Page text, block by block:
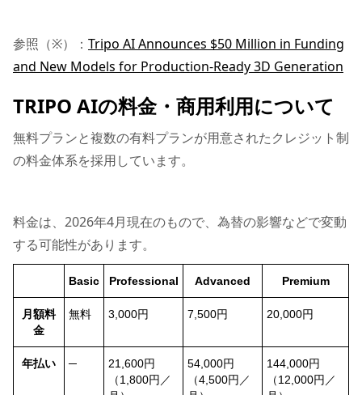
参照（※）： Tripo AI Announces $50 Million in Funding
and New Models for Production-Ready 3D Generation
TRIPO AIの料金・商用利用について
無料プランと複数の有料プランが用意されたクレジット制
の料金体系を採用しています。
料金は、2026年4月現在のもので、為替の影響などで変動
する可能性があります。
Basic Professional Advanced Premium
月額料
金
無料 3,000円 7,500円 20,000円
年払い ─
21,600円
（1,800円／
54,000円
（4,500円／
144,000円
（12,000円／